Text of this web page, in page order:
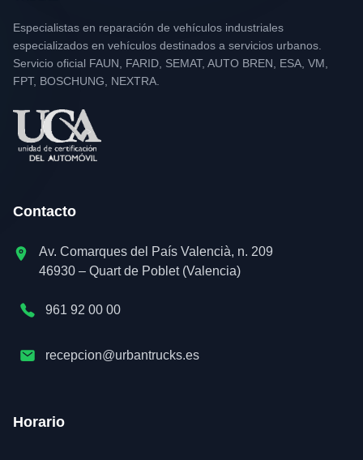
Especialistas en reparación de vehículos industriales
especializados en vehículos destinados a servicios urbanos.
Servicio oficial FAUN, FARID, SEMAT, AUTO BREN, ESA, VM,
FPT, BOSCHUNG, NEXTRA.
Contacto
Av. Comarques del País Valencià, n. 209
46930 – Quart de Poblet (Valencia)
961 92 00 00
recepcion@urbantrucks.es
Horario